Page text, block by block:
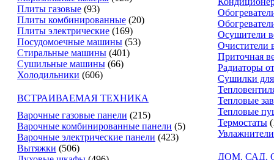
Плиты газовые (93)
Плиты комбинированные (20)
Плиты электрические (169)
Посудомоечные машины (53)
Стиральные машины (401)
Сушильные машины (66)
Холодильники (606)
ВСТРАИВАЕМАЯ ТЕХНИКА
Варочные газовые панели (215)
Варочные комбинированные панели (5)
Варочные электрические панели (423)
Вытяжки (506)
Осушители
Очистители
Приточная
Радиаторы
Сушилки
Тепловые
Тепловые
Термостаты
ДОМ, САД,